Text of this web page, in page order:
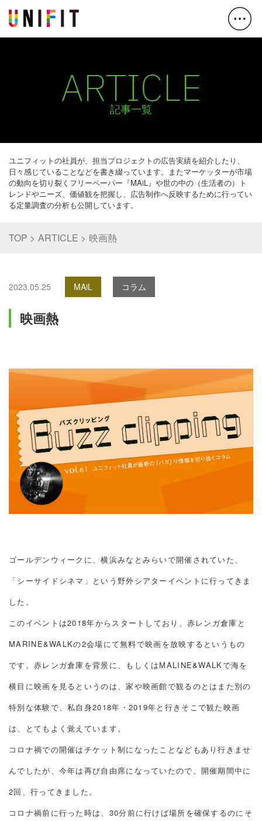
ARTICLE
記事一覧
ユニフィットの社員が、担当プロジェクトの広告実績を紹介したり、
日々感じていることなどを書き綴っています。またマーケッターが市場
の動向を切り裂くフリーペーパー『MAiL』や世の中の（生活者の）ト
レンドやニーズ、価値観を把握し、広告制作へ反映するために行ってい
る定量調査の分析も公開しています。
TOP ARTICLE 映画熱
2023.05.25 MAiL コラム
映画熱
ゴールデンウィークに、横浜みなとみらいで開催されていた、
「シーサイドシネマ」という野外シアターイベントに行ってきま
した。
このイベントは2018年からスタートしており、赤レンガ倉庫と
MARINE&WALKの2会場にて無料で映画を放映するというもの
です。赤レンガ倉庫を背景に、もしくはMALINE&WALKで海を
横目に映画を見るというのは、家や映画館で観るのとはまた別の
特別な体験で、私自身2018年・2019年と行きそこで観た映画
は、とてもよく覚えています。
コロナ禍での開催はチケット制になったことなどもあり行きませ
んでしたが、今年は再び自由席になっていたので、開催期間中に
2回、行ってきました。
コロナ禍前に行った時は、30分前に行けば場所を確保するのにそ